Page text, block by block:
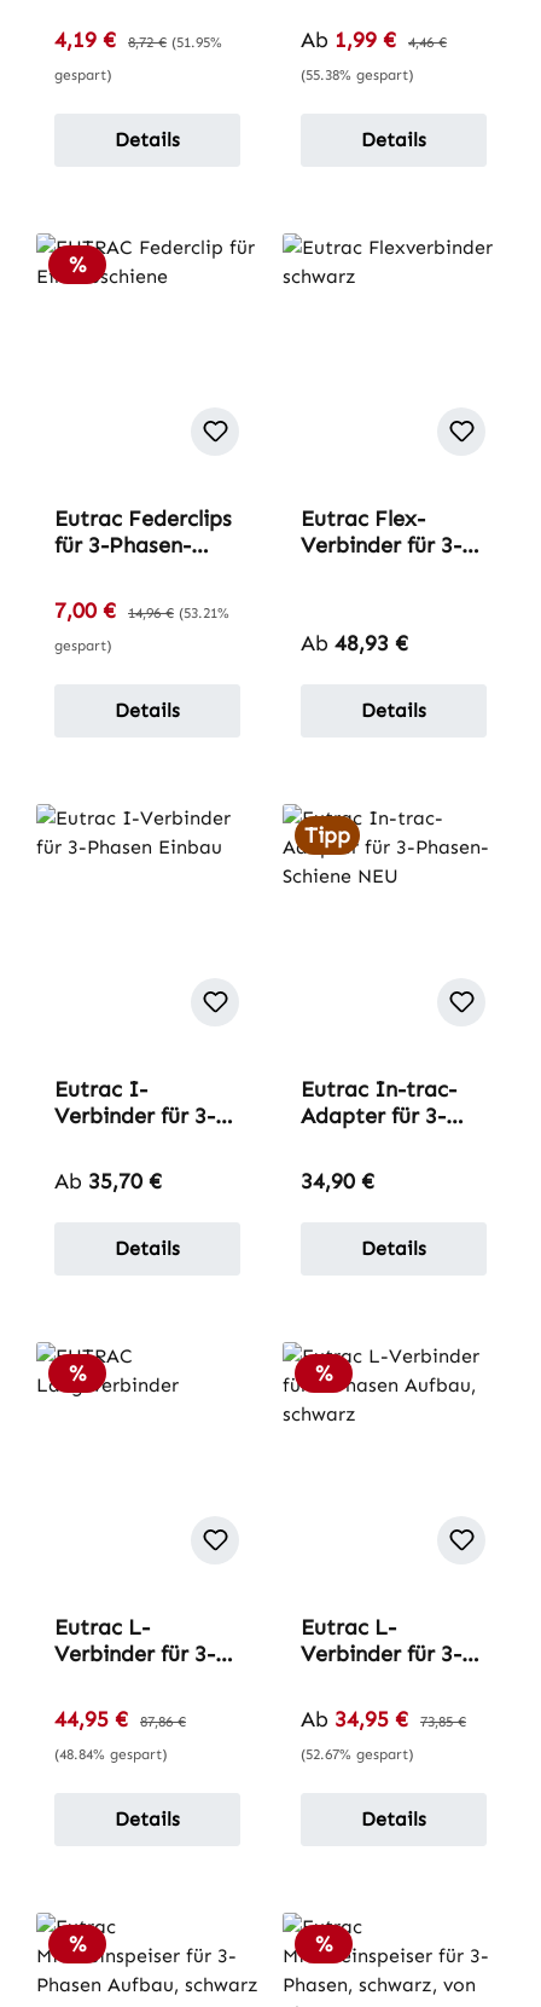
Stromschiene
Verkaufspreis:
4,19 € Regulärer Preis:
8,72 € (51.95%
gespart)
Details
Verkaufspreis:
Ab 1,99 € Regulärer Preis:
4,46 €
(55.38% gespart)
Details
Rabatt
%
Eutrac Federclips
für 3-Phasen-
Verkaufspreis:
7,00 € Regulärer Preis:
14,96 € (53.21%
gespart)
Details
Eutrac Flex-
Verbinder für 3-
Regulärer Preis:
Ab 48,93 €
Details
Eutrac I-
Verbinder für 3-
Stromschiene
Regulärer Preis:
Ab 35,70 €
Details
Tipp
Eutrac In-trac-
Adapter für 3-
NEU
Regulärer Preis:
34,90 €
Details
Rabatt
%
Eutrac L-
Verbinder für 3-
Schiene
Verkaufspreis:
44,95 € Regulärer Preis:
87,86 €
(48.84% gespart)
Details
Rabatt
%
Eutrac L-
Verbinder für 3-
Schiene
Verkaufspreis:
Ab 34,95 € Regulärer Preis:
73,85 €
(52.67% gespart)
Details
Rabatt
% Rabatt
%